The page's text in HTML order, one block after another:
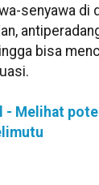
senyawa di
bisa
- Melihat